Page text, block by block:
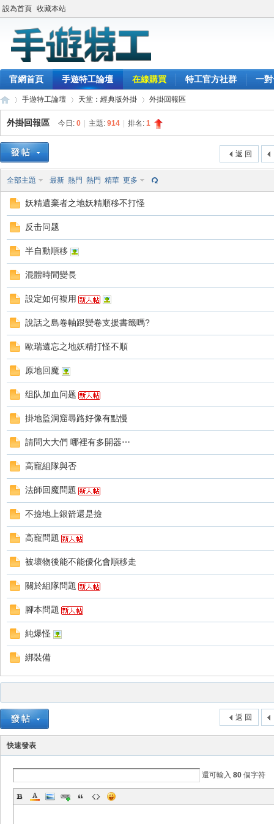
設為首頁 收藏本站
官網首頁 手遊特工論壇 在線購買 特工官方社群 一
»
手遊特工論壇 天堂：經典版外掛 外掛回報區
外掛回報區 今日: 0 主題: 914 排名: 1
返 回
全部主題 最新 熱門 熱門 精華 更多
妖精遺棄者之地妖精順移不打怪
反击问题
半自動順移
混體時間變長
設定如何複用
說話之島卷軸跟變卷支援書籤嗎?
歐瑞遺忘之地妖精打怪不順
原地回魔
组队加血问题
掛地監洞窟尋路好像有點慢
請問大大們 哪裡有多開器⋯
高寵組隊與否
法師回魔問題
不撿地上銀箭還是撿
高寵問題
被壞物後能不能優化會順移走
關於組隊問題
腳本問題
純爆怪
綁裝備
返 回
快速發表
還可輸入 80 個字符